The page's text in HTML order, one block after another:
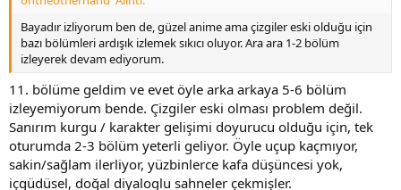
Bayadır izliyorum ben de, güzel anime ama çizgiler eski olduğu için
bazı bölümleri ardışık izlemek sıkıcı oluyor. Ara ara 1-2 bölüm
izleyerek devam ediyorum.
11. bölüme geldim ve evet öyle arka arkaya 5-6 bölüm
izleyemiyorum bende. Çizgiler eski olması problem değil.
Sanırım kurgu / karakter gelişimi doyurucu olduğu için, tek
oturumda 2-3 bölüm yeterli geliyor. Öyle uçup kaçmıyor,
sakin/sağlam ilerliyor, yüzbinlerce kafa düşüncesi yok,
içgüdüsel, doğal diyaloglu sahneler çekmişler.